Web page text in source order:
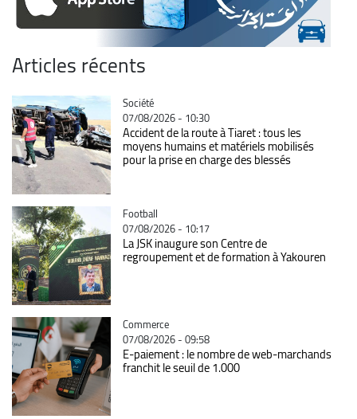
Articles récents
Catégorie
Société
07/08/2026 - 10:30
Accident de la route à Tiaret : tous les
moyens humains et matériels mobilisés
pour la prise en charge des blessés
Catégorie
Football
07/08/2026 - 10:17
La JSK inaugure son Centre de
regroupement et de formation à Yakouren
Catégorie
Commerce
07/08/2026 - 09:58
E-paiement : le nombre de web-marchands
franchit le seuil de 1.000